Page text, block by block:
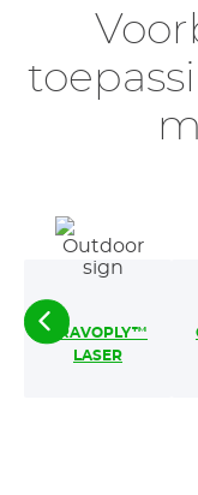
GRAVOPLY™
LASER